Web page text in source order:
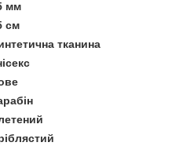
мм
см
тканина